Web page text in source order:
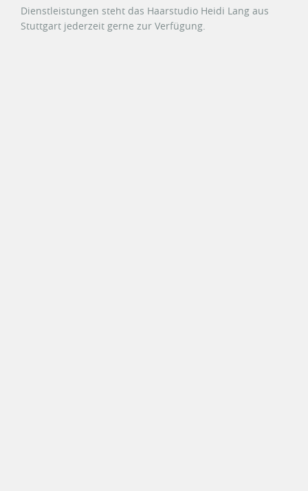
Dienstleistungen steht das Haarstudio Heidi Lang aus
Stuttgart jederzeit gerne zur Verfügung.